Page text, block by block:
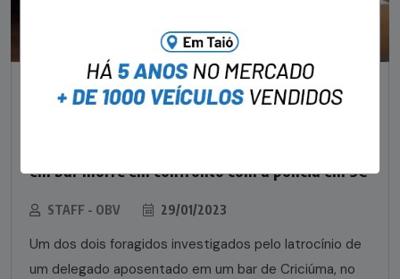
NOTÍCIAS
em bar morre em confronto com a polícia em SC
STAFF - OBV 29/01/2023
Um dos dois foragidos investigados pelo latrocínio de
um delegado aposentado em um bar de Criciúma, no